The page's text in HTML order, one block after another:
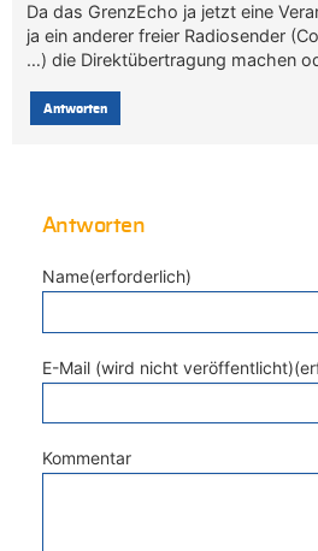
Da das GrenzEcho ja jetzt eine
ja ein anderer freier Radiosender
…) die Direktübertragung machen
Antworten
Antworten
Name(erforderlich)
E-Mail (wird nicht
Kommentar